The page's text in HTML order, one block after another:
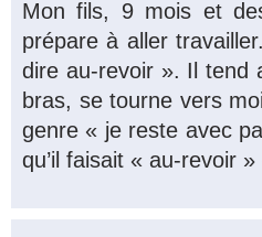
Mon fils, 9 mois et
prépare à aller
dire au-revoir ». Il tend
bras, se tourne vers
genre « je reste avec
qu’il faisait « au-revoir